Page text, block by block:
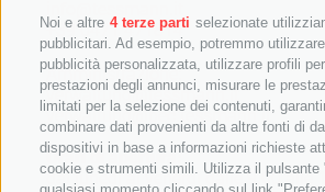
Noi e altre 4 terze parti selezionate
pubblicitari. Ad esempio, potremmo
pubblicità personalizzata, utilizzare profili
prestazioni degli annunci, misurare le
limitati per la selezione dei contenuti,
combinare dati provenienti da altre fonti di
dispositivi in base a informazioni richieste
cookie e strumenti simili. Utilizza il
+39 0471 471814
Amministrazione:
verwaltung@tessmann.it
verwaltung@pec.tessmann.it
Orari di apertura:
dal lunedì al venerdì dalle 9.00 alle